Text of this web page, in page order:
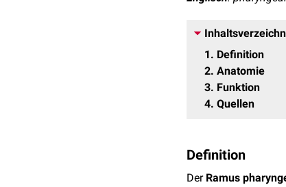
1
Definition
2 Anatomie
3 Funktion
4 Quellen
Definition
Der Ramus